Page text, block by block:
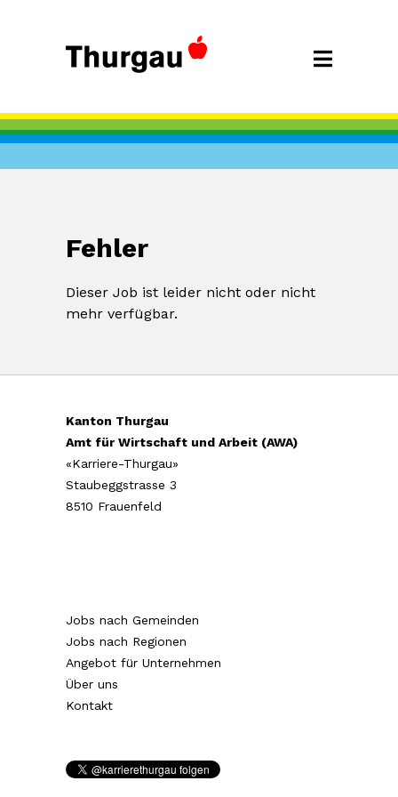
Fehler
Dieser Job ist leider nicht oder nicht
mehr verfügbar.
Kanton Thurgau
Amt für Wirtschaft und Arbeit (AWA)
«Karriere-Thurgau»
Staubeggstrasse 3
8510 Frauenfeld
Jobs nach Gemeinden
Jobs nach Regionen
Angebot für Unternehmen
Über uns
Kontakt